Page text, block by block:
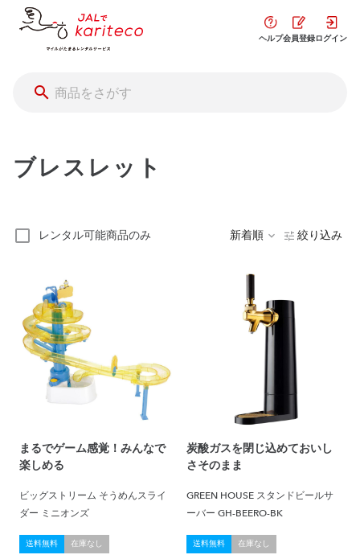
ヘルプ会員登録ログイン
ブレスレット
レンタル可能商品のみ 新着順 絞り込み
まるでゲーム感覚！みんなで
楽しめる
ビッグストリーム そうめんスライ
ダー ミニオンズ
送料無料 在庫なし
炭酸ガスを閉じ込めておいし
さそのまま
GREEN HOUSE スタンドビールサ
ーバー GH-BEERO-BK
送料無料 在庫なし